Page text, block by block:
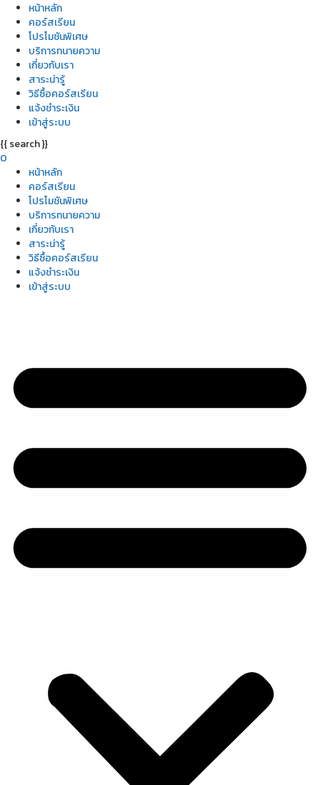
หน้าหลัก
คอร์สเรียน
โปรโมชันพิเศษ
บริการทนายความ
เกี่ยวกับเรา
สาระน่ารู้
วิธีซื้อคอร์สเรียน
แจ้งชำระเงิน
เข้าสู่ระบบ
{{ search }}
0
หน้าหลัก
คอร์สเรียน
โปรโมชันพิเศษ
บริการทนายความ
เกี่ยวกับเรา
สาระน่ารู้
วิธีซื้อคอร์สเรียน
แจ้งชำระเงิน
เข้าสู่ระบบ